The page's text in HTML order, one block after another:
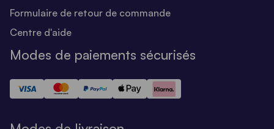
Formulaire de retour de commande
Centre d'aide
Modes de paiements sécurisés